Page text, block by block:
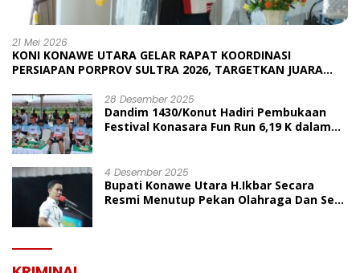
21 Mei 2026
KONI KONAWE UTARA GELAR RAPAT KOORDINASI
PERSIAPAN PORPROV SULTRA 2026, TARGETKAN JUARA
28 Desember 2025
Dandim 1430/Konut Hadiri Pembukaan
Festival Konasara Fun Run 6,19 K dalam
4 Desember 2025
Bupati Konawe Utara H.Ikbar Secara
Resmi Menutup Pekan Olahraga Dan Seni